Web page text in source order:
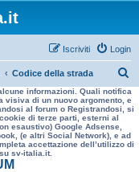
Login
Iscriviti
Codice della strada
e
r
a
informazioni. Quali notifica
visiva di un nuovo argomento, e
al forum o Registrandosi, si
di terze parti, esterni al
esaustivo) Google Adsense,
(e altri Social Network), e ad
accettazione dell’utilizzo di
sv-italia.it.